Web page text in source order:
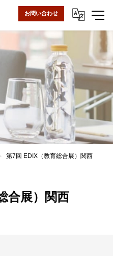
お問い合わせ
第7回 EDIX（教育総合展）関西
合展）関西